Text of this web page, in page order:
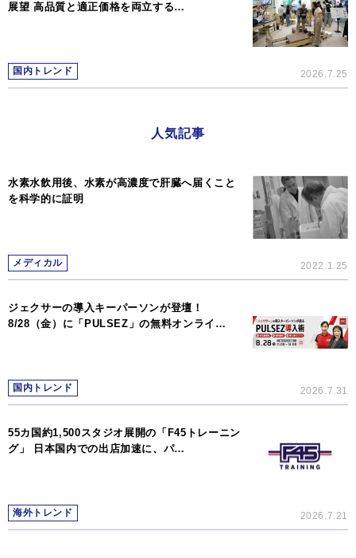
展望 高品質と適正価格を両立する…
国内トレンド 2026.7.25
人気記事
水素水飲用後、水素が高濃度で肝臓へ届くこと
を科学的に証明
メディカル 2022.1.25
ジェクサーの導入キーパーソンが登壇！
8/28（金）に「PULSEZ」の無料オンライ…
国内トレンド 2026.7.31
55カ国約1,500スタジオ展開の「F45トレーニン
グ」 日本国内での出店加速に、パ…
海外トレンド 2026.7.21